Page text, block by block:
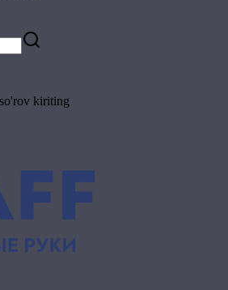
kiriting